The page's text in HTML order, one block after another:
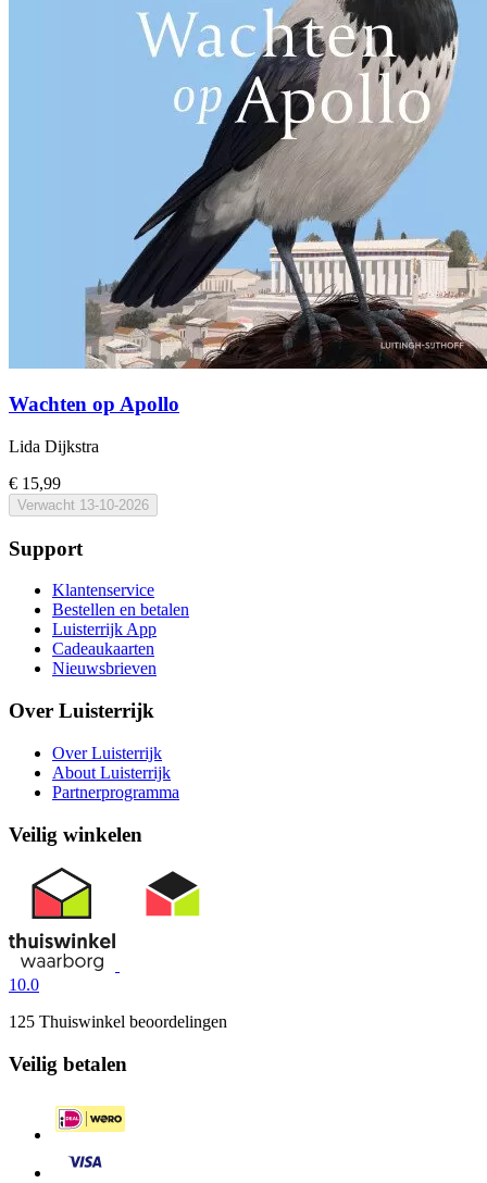
Wachten op Apollo
Lida Dijkstra
€ 15,99
Verwacht 13-10-2026
Support
Klantenservice
Bestellen en betalen
Luisterrijk App
Cadeaukaarten
Nieuwsbrieven
Over Luisterrijk
Over Luisterrijk
About Luisterrijk
Partnerprogramma
Veilig winkelen
10.0
125 Thuiswinkel beoordelingen
Veilig betalen